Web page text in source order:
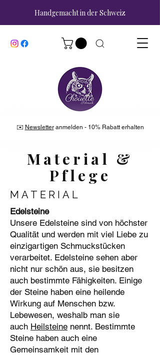
Handgemacht in der Schweiz
✉️ Newsletteranmelden - 10% Rabatt erhalten
Material &
Pflege
MATERIAL
Edelsteine
Unsere Edelsteine sind von höchster
Qualität und werden mit viel Liebe zu
einzigartigen Schmuckstücken
verarbeitet. Edelsteine sehen aber
nicht nur schön aus, sie besitzen
auch bestimmte Fähigkeiten. Einige
der Steine haben eine heilende
Wirkung auf Menschen bzw.
Lebewesen, weshalb man sie
auch Heilsteine nennt. Bestimmte
Steine haben auch eine
Gemeinsamkeit mit den